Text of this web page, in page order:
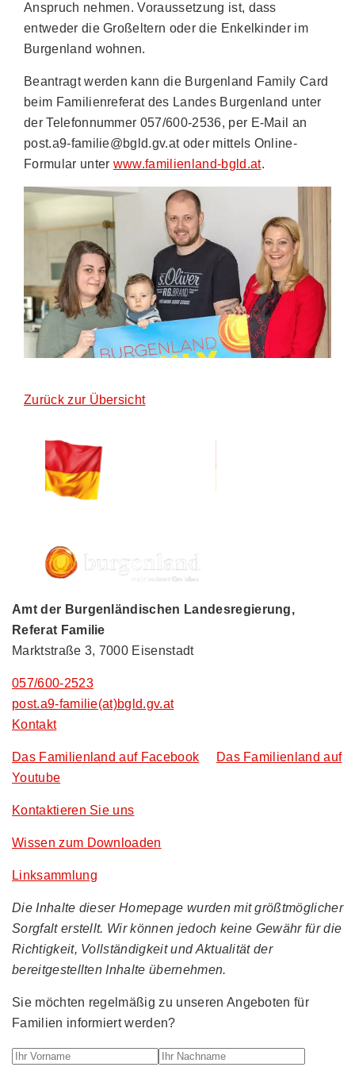
Anspruch nehmen. Voraussetzung ist, dass
entweder die Großeltern oder die Enkelkinder im
Burgenland wohnen.
Beantragt werden kann die Burgenland Family Card
beim Familienreferat des Landes Burgenland unter
der Telefonnummer 057/600-2536, per E-Mail an
post.a9-familie@bgld.gv.at oder mittels Online-
Formular unter www.familienland-bgld.at.
Zurück zur Übersicht
Amt der Burgenländischen Landesregierung,
Referat Familie
Marktstraße 3, 7000 Eisenstadt
057/600-2523
post.a9-familie(at)bgld.gv.at
Kontakt
Das Familienland auf Facebook
Das Familienland auf
Youtube
Kontaktieren Sie uns
Wissen zum Downloaden
Linksammlung
Die Inhalte dieser Homepage wurden mit größtmöglicher
Sorgfalt erstellt. Wir können jedoch keine Gewähr für die
Richtigkeit, Vollständigkeit und Aktualität der
bereitgestellten Inhalte übernehmen.
Sie möchten regelmäßig zu unseren Angeboten für
Familien informiert werden?
Ihr Vorname Ihr Nachname